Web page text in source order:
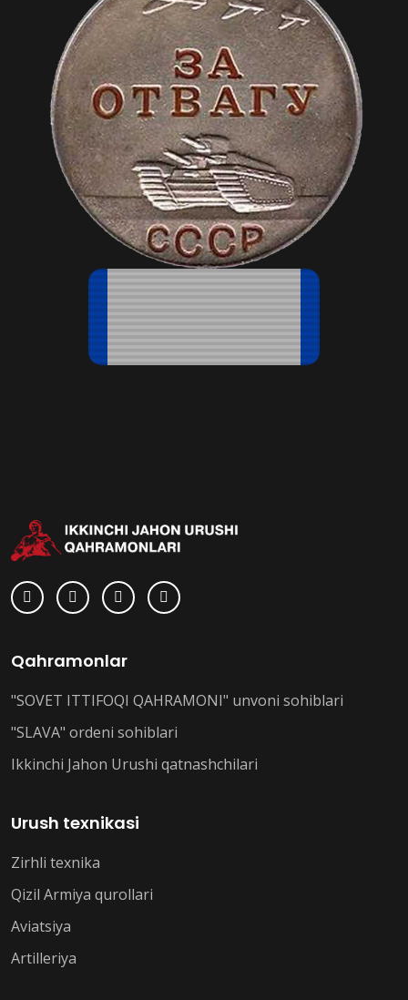
Qahramonlar
"SOVET ITTIFOQI QAHRAMONI" unvoni sohiblari
"SLAVA" ordeni sohiblari
Ikkinchi Jahon Urushi qatnashchilari
Urush texnikasi
Zirhli texnika
Qizil Armiya qurollari
Aviatsiya
Artilleriya